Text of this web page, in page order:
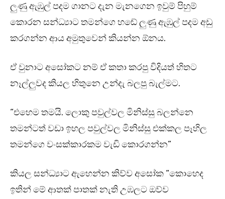
ලුණු ඇඹුල් පදම ගානට දැන මැනගෙන ඉවුම් පිහුම්
කොරන සන්ධ්‍යාට තමන්ගෙ හඬේ ලුණු ඇඹුල් පදම අඩු
කරගන්න ආය අමුතුවෙන් කියන්න ඕනය.
ඒ වුනාට අසෝකට නම් ඒ කතා කරපු විදියත් හිතට
නෑල්ලුවද කියල හිතුනෙ උන්දැ බලපු බැල්මට.
“එහෙම තමයි. ලොකු පවුල්වල මිනිස්සු බලන්නෙ
තමන්ටත් වඩා ඉහල පවුල්වල මිනිස්සු එක්කල පෑහිල
තමන්ගෙ වංසක්කාරකම වැඩි කොරගන්න”
කියල සන්ධ්‍යාට ඇහෙන්න කිව්ව අසෝක “කොහෙද
ඉතින් මේ ආතක් පාතක් නැති උඹලට ඔව්ව